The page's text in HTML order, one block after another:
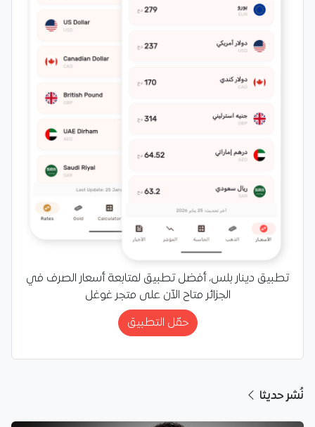
تطبيق دينار بلس، أفضل تطبيق لمتابعة أسعار الصرف في
الجزائر متاح الآن على متجر غوغل
حمّل التطبيق
نُشر حديثا